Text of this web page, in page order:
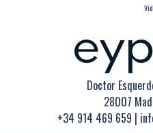
Doctor
28007
+34 914 469 659 |